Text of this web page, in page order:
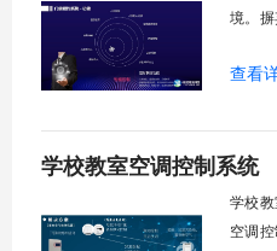
境。
足，
能智
态光
查看
学校教室空调控制系统
学校
空调